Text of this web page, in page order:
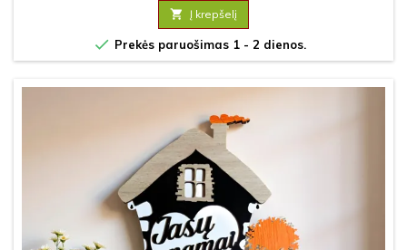
 Į krepšelį
 Prekės paruošimas 1 - 2 dienos.